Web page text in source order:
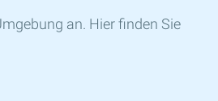
an. Hier finden Sie